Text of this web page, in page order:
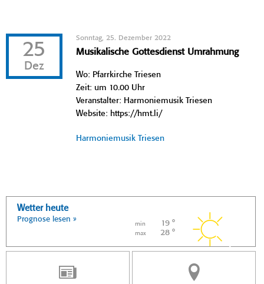
25
Dez
Sonntag, 25. Dezember 2022
Musikalische Gottesdienst Umrahmung
Wo: Pfarrkirche Triesen
Zeit: um 10.00 Uhr
Veranstalter: Harmoniemusik Triesen
Website: https://hmt.li/
Harmoniemusik Triesen
Wetter heute
Prognose lesen »
min 19 °
max 28 °